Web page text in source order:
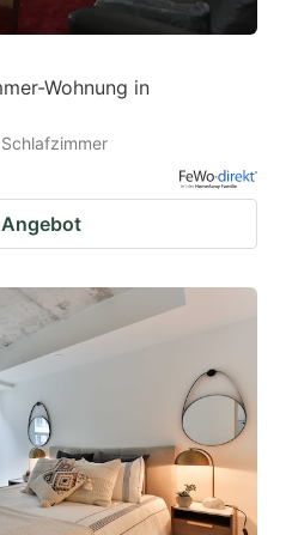
Wohnung in
Schlafzimmer